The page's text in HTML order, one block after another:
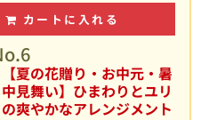
カートに入れる
【夏の花贈り・お中元・暑
中見舞い】ひまわりとユリ
の爽やかなアレンジメント